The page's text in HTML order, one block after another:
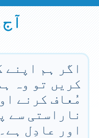
اگر ہم اپنے
کریں تو وہ
مُعاف کرنے
ناراستی سے
اور عادِل ہے۔